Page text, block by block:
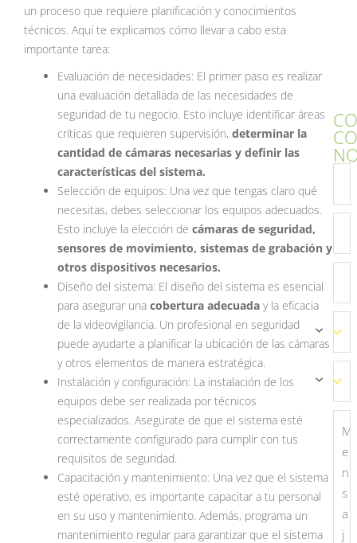
un proceso que requiere planificación y conocimientos
técnicos. Aquí te explicamos cómo llevar a cabo esta
importante tarea:
Evaluación de necesidades: El primer paso es realizar
una evaluación detallada de las necesidades de
seguridad de tu negocio. Esto incluye identificar áreas
críticas que requieren supervisión, determinar la
cantidad de cámaras necesarias y definir las
características del sistema.
Selección de equipos: Una vez que tengas claro qué
necesitas, debes seleccionar los equipos adecuados.
Esto incluye la elección de cámaras de seguridad,
sensores de movimiento, sistemas de grabación y
otros dispositivos necesarios.
Diseño del sistema: El diseño del sistema es esencial
para asegurar una cobertura adecuada y la eficacia
de la videovigilancia. Un profesional en seguridad
puede ayudarte a planificar la ubicación de las cámaras
y otros elementos de manera estratégica.
Instalación y configuración: La instalación de los
equipos debe ser realizada por técnicos
especializados. Asegúrate de que el sistema esté
correctamente configurado para cumplir con tus
requisitos de seguridad.
Capacitación y mantenimiento: Una vez que el sistema
esté operativo, es importante capacitar a tu personal
en su uso y mantenimiento. Además, programa un
mantenimiento regular para garantizar que el sistema